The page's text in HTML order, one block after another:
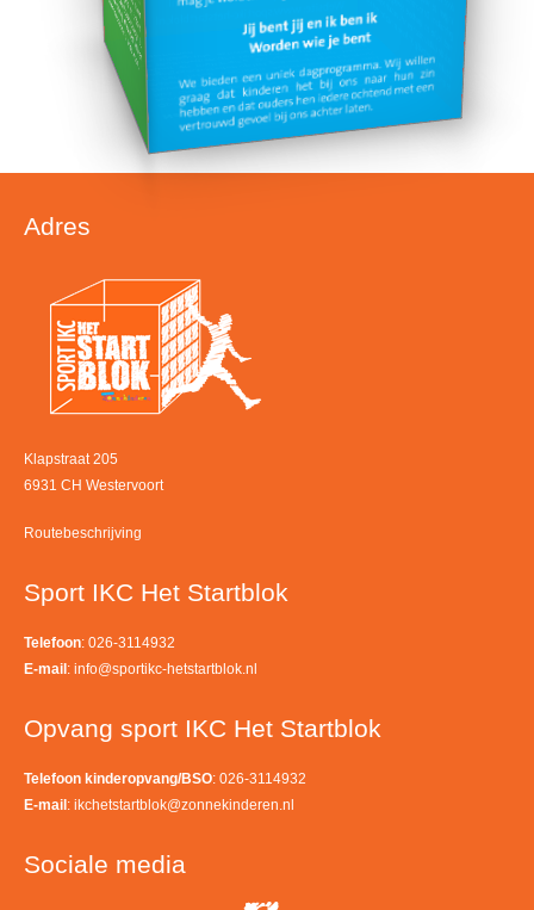
Adres
Klapstraat 205
6931 CH Westervoort
Routebeschrijving
Sport IKC Het Startblok
Telefoon: 026-3114932
E-mail : info@sportikc-hetstartblok.nl
Opvang sport IKC Het Startblok
Telefoon kinderopvang/BSO: 026-3114932
E-mail : ikchetstartblok@zonnekinderen.nl
Sociale media